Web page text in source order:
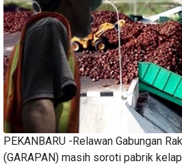
PEKANBARU -Relawan Gabungan
(GARAPAN) masih soroti pabrik